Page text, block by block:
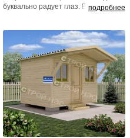
подробнее
буквально радует глаз. Впрочем,
перспективой комфортного
проживания в нём. Несмотря на
свою кажущуюся миниатюрность, он
весьма вместителен и
функционален.